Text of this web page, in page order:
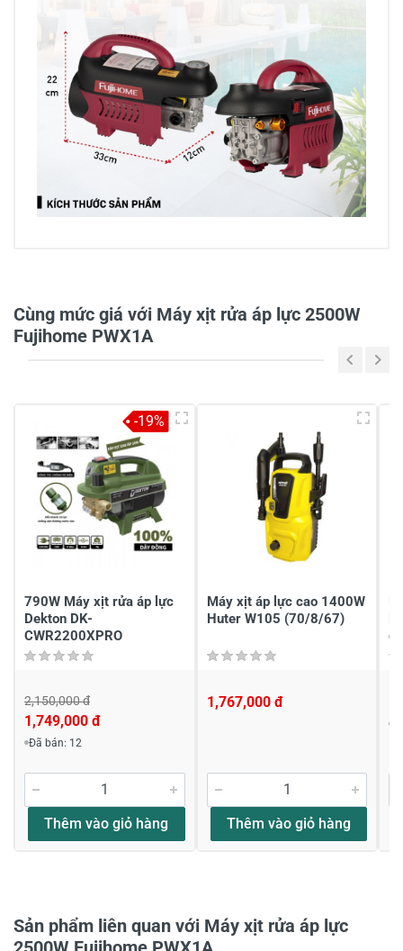
1 đánh giá
2
-
1
100%
Chia sẻ nhận xét về sản phẩm
Viết nhận xét về sản phẩm
Đánh giá sao
Tiêu đề của nhận xét *
Cùng mức giá với Máy xịt rửa áp lực 2500W
Fujihome PWX1A
790W Máy xịt rửa áp lực
Dekton DK-
CWR2200XPRO
2,150,000 đ
1,749,000 đ
Đã bán: 12
Thêm vào giỏ hàng
-19%
Máy xịt áp lực cao 1400W
Huter W105 (70/8/67)
1,767,000 đ
Thêm vào giỏ hàng
Sản phẩm liên quan với Máy xịt rửa áp lực